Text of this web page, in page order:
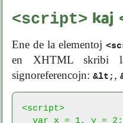
<script> kaj
Ene de la elementoj
en XHTML skribi
signoreferencojn:&lt; ,
<script>